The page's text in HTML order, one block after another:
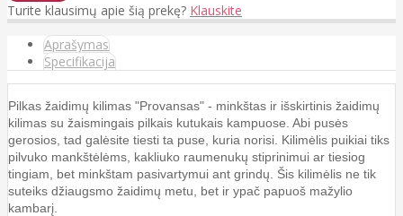
Turite klausimų apie šią prekę? Klauskite
Aprašymas
Specifikacija
Pilkas žaidimų kilimas "Provansas" - minkštas ir išskirtinis žaidimų
kilimas su žaismingais pilkais kutukais kampuose. Abi pusės
gerosios, tad galėsite tiesti ta puse, kuria norisi. Kilimėlis puikiai tiks
pilvuko mankštėlėms, kakliuko raumenukų stiprinimui ar tiesiog
tingiam, bet minkštam pasivartymui ant grindų. Šis kilimėlis ne tik
suteiks džiaugsmo žaidimų metu, bet ir ypač papuoš mažylio
kambarį.